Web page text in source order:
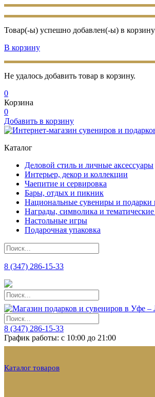
Товар(-ы) успешно добавлен(-ы) в
В корзину
Не удалось добавить товар в корзину.
0
Корзина
0
Добавить в корзину
Каталог
Деловой стиль и личные аксессуары
Интерьер, декор и коллекции
Чаепитие и сервировка
Бары, отдых и пикник
Национальные сувениры и подарки
Награды, символика и
Настольные игры
Подарочная упаковка
8 (347) 286-15-33
8 (347) 286-15-33
График работы: с 10:00 до 21:00
Каталог товаров